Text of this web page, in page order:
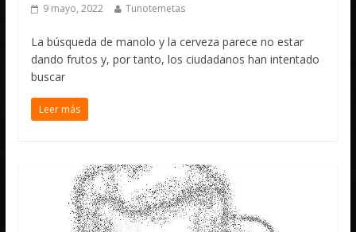
9 mayo, 2022 Tunotemetas
La búsqueda de manolo y la cerveza parece no estar
dando frutos y, por tanto, los ciudadanos han intentado
buscar
Leer más